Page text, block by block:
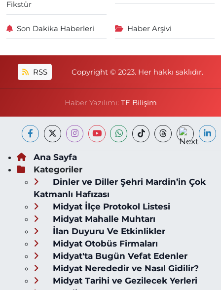
Fikstür
Son Dakika Haberleri Haber Arşivi
RSS Copyright © 2023. Her hakkı saklıdır.
Haber Yazılımı: TE Bilişim
Ana Sayfa
Kategoriler
Dinler ve Diller Şehri Mardin’in Çok
Katmanlı Hafızası
Midyat İlçe Protokol Listesi
Midyat Mahalle Muhtarı
İlan Duyuru Ve Etkinlikler
Midyat Otobüs Firmaları
Midyat'ta Bugün Vefat Edenler
Midyat Nerededir ve Nasıl Gidilir?
Midyat Tarihi ve Gezilecek Yerleri